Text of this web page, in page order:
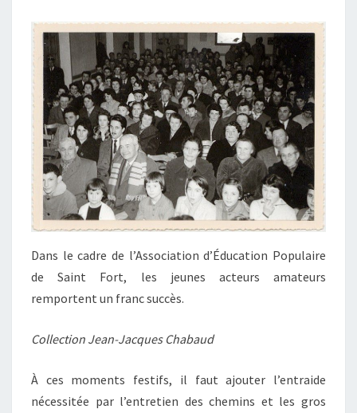
Dans le cadre de l’Association d’Éducation Populaire
de Saint Fort, les jeunes acteurs amateurs
remportent un franc succès.
Collection Jean-Jacques Chabaud
À ces moments festifs, il faut ajouter l’entraide
nécessitée par l’entretien des chemins et les gros